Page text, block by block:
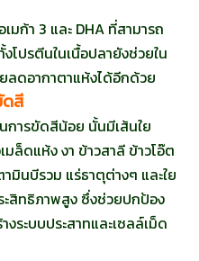
ก้า 3 และ DHA ที่สามารถ
โปรตีนในเนื้อปลายังช่วยใน
ลดอากาตาแห้งได้อีกด้วย
ดสี
ารขัดสีน้อย นั้นมีเส้นใย
มล็ดแห้ง งา ข้าวสาลี ข้าวโอ๊ต
มินบีรวม แร่ธาตุต่างๆ และใย
ะสิทธิภาพสูง ซึ่งช่วยปกป้อง
ระบบประสาทและเซลล์เม็ด